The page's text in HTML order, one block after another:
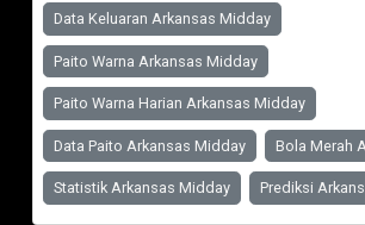
Data Keluaran Arkansas Midday
Paito Warna Arkansas Midday
Paito Warna Harian Arkansas Midday
Data Paito Arkansas Midday Bola Merah
Statistik Arkansas Midday Prediksi